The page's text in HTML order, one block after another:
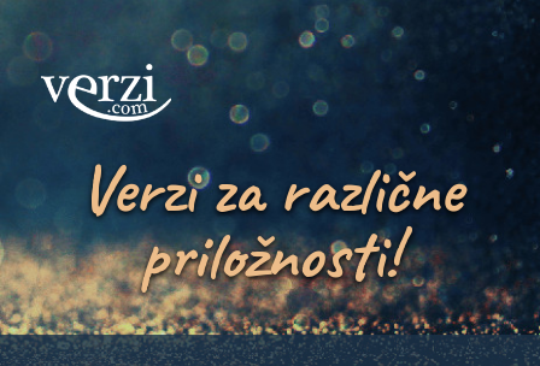
Verzi za različne
priložnosti!